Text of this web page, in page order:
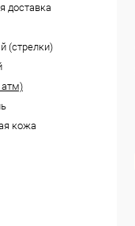
доставка
(стрелки)
атм)
кожа